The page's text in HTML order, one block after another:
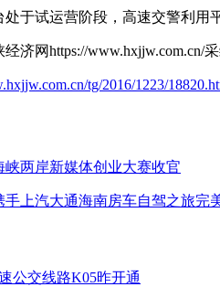
试运营阶段，高速交警利用平
济网https://www.hxjjw.com.cn/
tg/2016/1223/
峡两岸新媒体创业大赛收官
手上汽大通海南房车自驾之旅完
公交线路K05昨开通